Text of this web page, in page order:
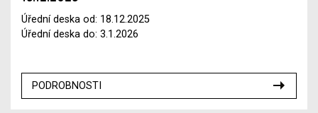
Úřední deska od: 18.12.2025
Úřední deska do: 3.1.2026
PODROBNOSTI